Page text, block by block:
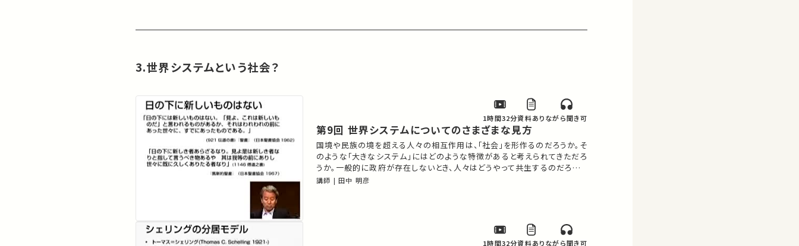
3.世界システムという社会？
1時間32分資料ありながら聞き可
第9回 世界システムについてのさまざまな見方
国境や民族の境を超える人々の相互作用は、「社会」を形作るのだろうか。そ
のような「大きなシステム」にはどのような特徴があると考えられてきただろ
うか。一般的に政府が存在しないとき、人々はどうやって共生するのだろう
か。２１世紀の世界は、これまでの世界と比べて、何が変化してきたのか。現
講師 | 田中 明彦
1時間32分資料ありながら聞き可